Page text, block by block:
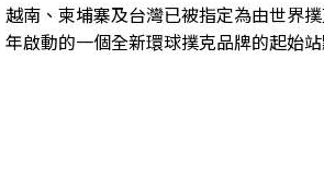
越南、柬埔寨及台灣已被指定為由世界
年啟動的一個全新環球撲克品牌的起始站